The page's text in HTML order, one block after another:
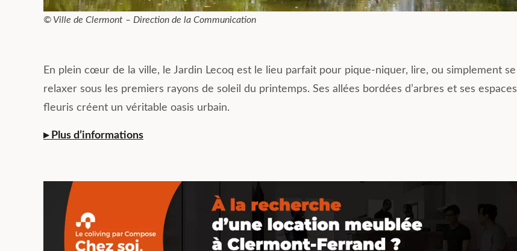
© Ville de Clermont – Direction de la Communication
En plein cœur de la ville, le Jardin Lecoq est le lieu parfait pour pique-niquer, lire, ou simplement se
relaxer sous les premiers rayons de soleil du printemps. Ses allées bordées d’arbres et ses espaces
fleuris créent un véritable oasis urbain.
▸ Plus d’informations